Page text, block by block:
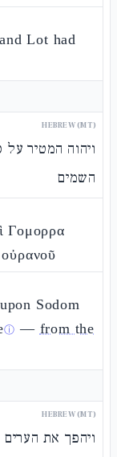
Lot had
HEBREW (MT)
ויהוה המטיר
השמים
Γομορρα
Sodom
ⓘ — from the
HEBREW (MT)
ויהפך את